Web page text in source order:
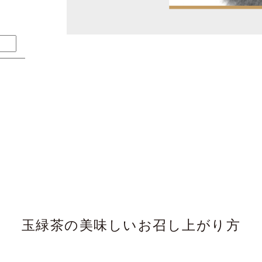
玉緑茶の美味しいお召し上がり方